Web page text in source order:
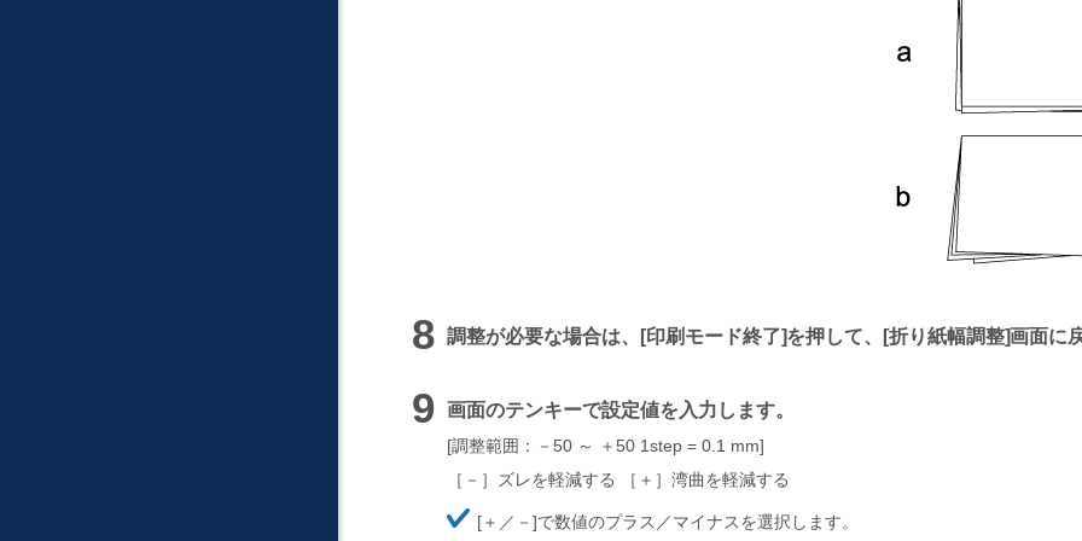
調整が必要な場合は、 印刷モード終了 を押して、 折り紙幅調整 画面に
画面のテンキーで設定値を入力します。
調整範囲：－50 ～ ＋50 1step = 0.1 mm
［－］ズレを軽減する ［＋］湾曲を軽減する
ほ
そ
＋／－ で数値のプラス／マイナスを選択します。